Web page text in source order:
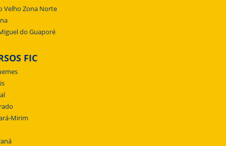
Velho Zona Norte
do Guaporé
FIC
Mirim